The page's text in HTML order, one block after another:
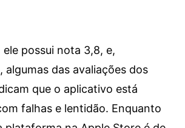
ele possui nota 3,8, e,
algumas das avaliações dos
que o aplicativo está
falhas e lentidão. Enquanto